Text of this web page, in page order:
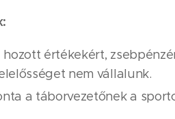
értékekért,
nem vállalunk.
a táborvezetőnek a